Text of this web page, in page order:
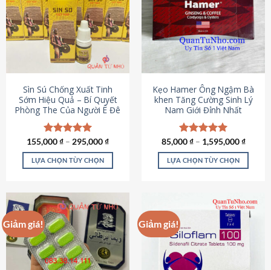
thể.
Các
tùy
chọn
có
thể
được
chọn
trên
trang
sản
phẩm
Sìn Sú Chống Xuất Tinh
Sớm Hiệu Quả – Bí Quyết
Phòng The Của Người Ê Đê
Được xếp
hạng4.95
5 sao
155,000₫ – 295,000₫
LỰA CHỌN TÙY CHỌN
này
có
nhiều
biến
thể.
Các
Kẹo Hamer Ông Ngậm Bà
khen Tăng Cường Sinh Lý
Nam Giới Đỉnh Nhất
Được xếp
hạng5.00
5 sao
85,000₫– 1,595,000₫
LỰA CHỌN TÙY CHỌN
này
nhiều
biến
Giảm giá! Giảm giá!